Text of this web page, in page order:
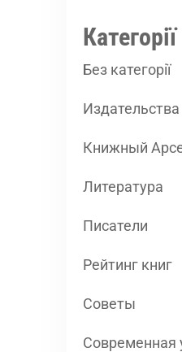
Категорії
Без категорії
Издательства
Книжный
Литература
Писатели
Рейтинг книг
Советы
Современная